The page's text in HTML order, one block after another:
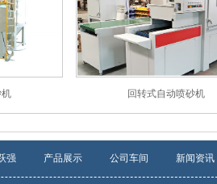
机 回转式自动喷砂机
强 产品展示 公司车间 新闻资讯